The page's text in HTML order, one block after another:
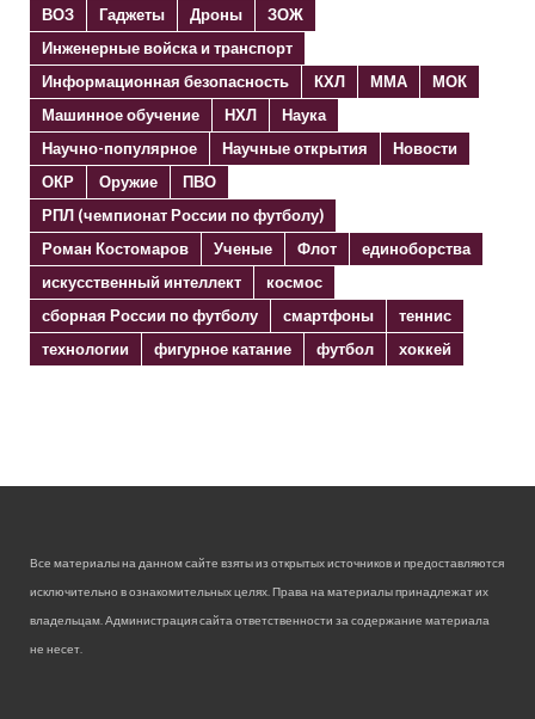
ВОЗ
Гаджеты Дроны
ЗОЖ
Инженерные войска и транспорт
Информационная безопасность
КХЛ ММА
МОК
Машинное обучение
НХЛ
Наука
Научно-популярное
Научные открытия
Новости
ОКР
Оружие
ПВО
РПЛ (чемпионат России по футболу)
Роман Костомаров
Ученые Флот
единоборства
искусственный интеллект
космос
сборная России по футболу
смартфоны
теннис
технологии
фигурное катание футбол хоккей
Все материалы на данном сайте взяты из открытых источников и предоставляются
исключительно в ознакомительных целях. Права на материалы принадлежат их
владельцам. Администрация сайта ответственности за содержание материала
не несет.